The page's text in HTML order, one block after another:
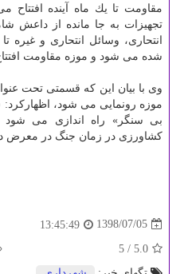
مقاومت تا یك ماه آینده
تجهیزات به جا مانده از داعش
انتحاری، وسائل انتحاری و غیره
شده می شود و موزه مقاومت
وی با بیان این كه قسمتی تحت
موزه رونمایی می شود،
بی سنگر» راه اندازی می شود
كشاورزی در زمان جنگ در معرض
1398/07/05
13:45:49
5.0
/ 5